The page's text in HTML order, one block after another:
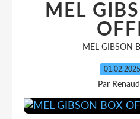
MEL
MEL GIBSON
01.02.2025
Par